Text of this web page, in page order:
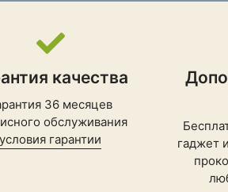
помогает улучшить
качества
36 месяцев
обслуживания
условия гарантии
гаджет